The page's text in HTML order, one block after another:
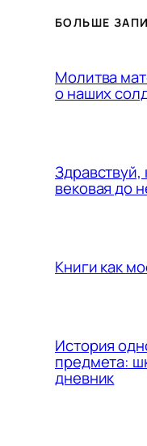
БОЛЬШЕ
Молитва
о наших
Здравствуй,
вековая до
Книги как
История
предмета:
дневник